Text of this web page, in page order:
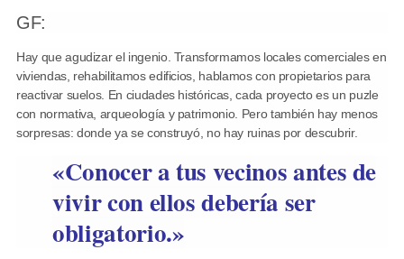
GF:
Hay que agudizar el ingenio. Transformamos locales comerciales en
viviendas, rehabilitamos edificios, hablamos con propietarios para
reactivar suelos. En ciudades históricas, cada proyecto es un puzle
con normativa, arqueología y patrimonio. Pero también hay menos
sorpresas: donde ya se construyó, no hay ruinas por descubrir.
«Conocer a tus vecinos antes de
vivir con ellos debería ser
obligatorio.»